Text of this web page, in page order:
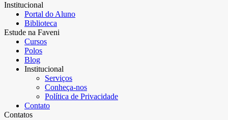
Institucional
Portal do Aluno
Biblioteca
Estude na Faveni
Cursos
Polos
Blog
Institucional
Serviços
Conheça-nos
Política de Privacidade
Contato
Contatos